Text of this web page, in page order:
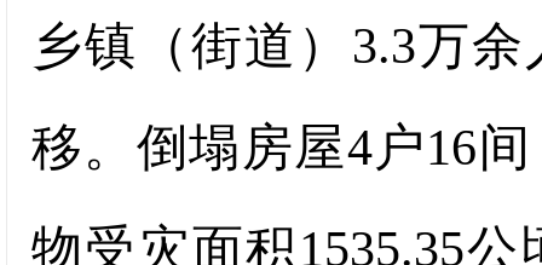
乡镇（街道）3.3万
移。倒塌房屋4户16
物受灾面积1535.35